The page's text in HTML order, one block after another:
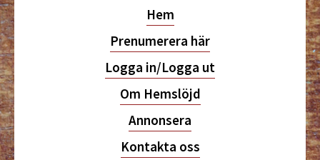
Hem
Prenumerera här
Logga in/Logga ut
Om Hemslöjd
Annonsera
Kontakta oss